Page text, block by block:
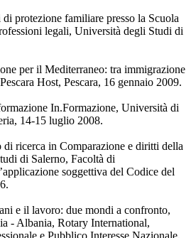
protezione familiare presso la Scuola
legali, Università degli Studi di
per il Mediterraneo: tra immigrazione
Host, Pescara, 16 gennaio 2009.
In.Formazione, Università di
14-15 luglio 2008.
ricerca in Comparazione e diritti della
di Salerno, Facoltà di
soggettiva del Codice del
e il lavoro: due mondi a confronto,
- Albania, Rotary International,
e Pubblico Interesse Nazionale,